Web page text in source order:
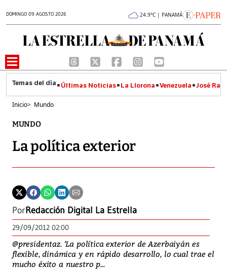
DOMINGO 09 AGOSTO 2026 24.9°C | PANAMÁ
Últimas Noticias La Llorona Venezuela José
Inicio> Mundo
MUNDO
La política exterior
PorRedacción Digital La Estrella
29/09/2012 02:00
@presidentaz. ‘La política exterior de Azerbaiyán es
flexible, dinámica y en rápido desarrollo, lo cual trae el
mucho éxito a nuestro p...